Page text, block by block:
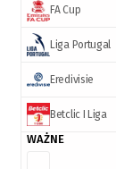
FA Cup
Liga Portugal
Eredivisie
Betclic I Liga
WAŻNE